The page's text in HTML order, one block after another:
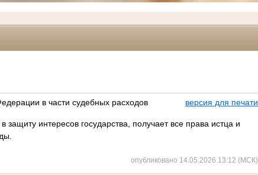
в части судебных расходов
версия для печати
интересов государства, получает все права истца и
опубликовано 14.05.2026 13:12 (МСК)